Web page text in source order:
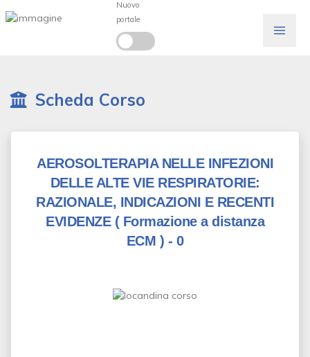
Scheda Corso
AEROSOLTERAPIA NELLE INFEZIONI
DELLE ALTE VIE RESPIRATORIE:
RAZIONALE, INDICAZIONI E RECENTI
EVIDENZE ( Formazione a distanza
ECM ) - 0